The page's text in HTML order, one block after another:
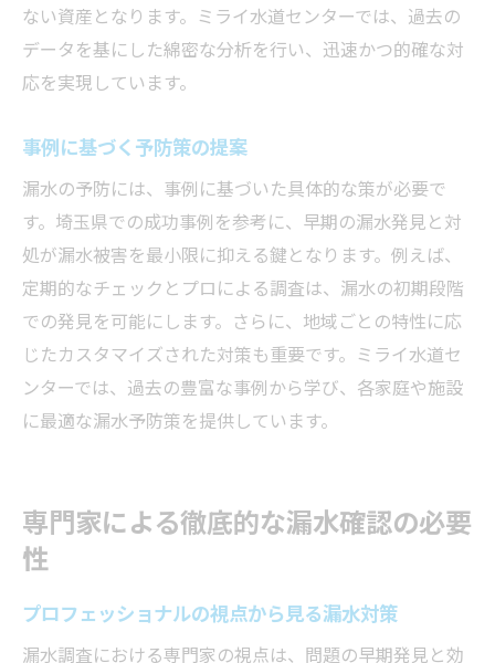
ない資産となります。ミライ水道センターでは、過去の
データを基にした綿密な分析を行い、迅速かつ的確な対
応を実現しています。
事例に基づく予防策の提案
漏水の予防には、事例に基づいた具体的な策が必要で
す。埼玉県での成功事例を参考に、早期の漏水発見と対
処が漏水被害を最小限に抑える鍵となります。例えば、
定期的なチェックとプロによる調査は、漏水の初期段階
での発見を可能にします。さらに、地域ごとの特性に応
じたカスタマイズされた対策も重要です。ミライ水道セ
ンターでは、過去の豊富な事例から学び、各家庭や施設
に最適な漏水予防策を提供しています。
専門家による徹底的な漏水確認の必要
性
プロフェッショナルの視点から見る漏水対策
漏水調査における専門家の視点は、問題の早期発見と効